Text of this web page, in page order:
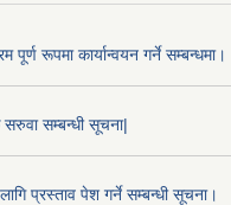
पूर्ण रूपमा कार्यान्वयन गर्ने सम्बन्धमा।
सरुवा सम्बन्धी सूचना|
प्रस्ताव पेश गर्ने सम्बन्धी सूचना।